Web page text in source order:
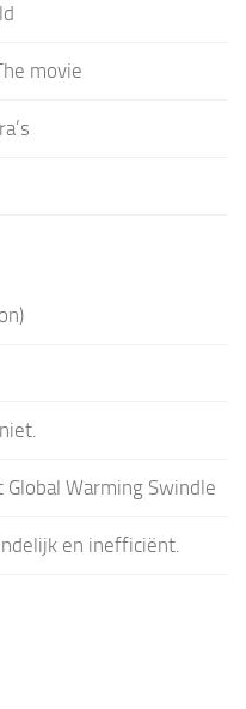
movie
Warming Swindle
en inefficiënt.